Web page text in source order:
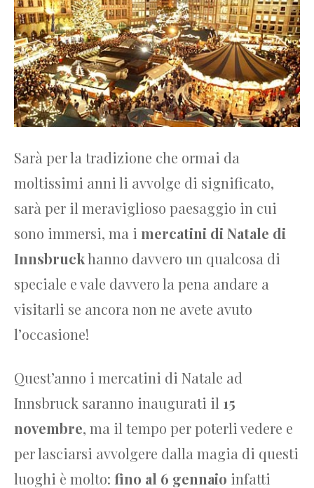
Sarà per la tradizione che ormai da
moltissimi anni li avvolge di significato,
sarà per il meraviglioso paesaggio in cui
sono immersi, ma i mercatini di Natale di
Innsbruckhanno davvero un qualcosa di
speciale e vale davvero la pena andare a
visitarli se ancora non ne avete avuto
l’occasione!
Quest’anno i mercatini di Natale ad
Innsbruck saranno inaugurati il 15
novembre, ma il tempo per poterli vedere e
per lasciarsi avvolgere dalla magia di questi
luoghi è molto: fino al 6 gennaio infatti